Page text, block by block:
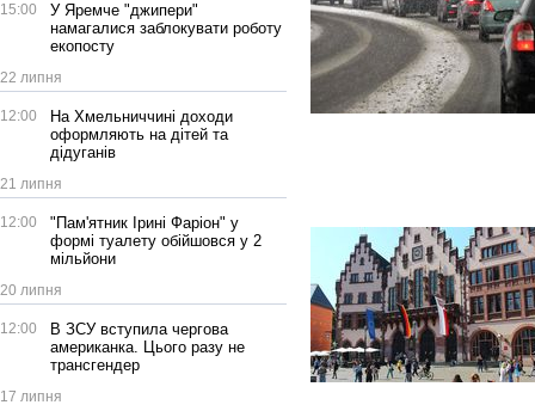
15:00
У Яремче "джипери"
намагалися заблокувати роботу
екопосту
22 липня
12:00
На Хмельниччині доходи
оформляють на дітей та
дідуганів
21 липня
12:00
"Пам'ятник Ірині Фаріон" у
формі туалету обійшовся у 2
мільйони
20 липня
12:00
В ЗСУ вступила чергова
американка. Цього разу не
трансгендер
17 липня